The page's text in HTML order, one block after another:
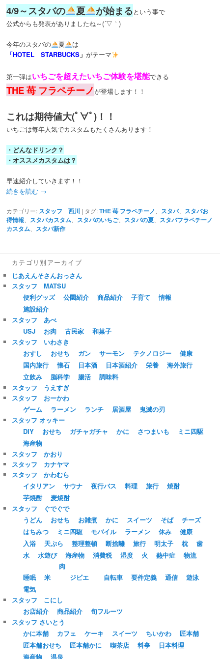
4/9～スタバの 夏 が始まるという事で
公式からも発表がありましたね～(´▽｀)
今年のスタバの 夏
は
「HOTEL STARBUCKS 」がテーマ
第一弾はいちごを超えたいちご体験を堪能できる
THE 苺 フラペチーノが登場します！！
これは期待値大(ﾟ∀ﾟ)！！
いちごは毎年人気でカスタムもたくさんあります！
・どんなドリンク？
・オススメカスタムは？
早速紹介していきます！！
続きを読む →
カテゴリー: スタッフ 西川 | タグ: THE 苺 フラペチーノ スタバ、 スタバお
得情報
スタバカスタム スタバのいちご、 スタバの夏
スタバフラペチーノ
カスタム
スタバ新作
カテゴリ別アーカイブ
じあえんそさんおっさん
スタッフ MATSU
便利グッズ
公園紹介 商品紹介 子育て
情報
施設紹介
スタッフ あべ
USJ
お肉 古民家
和菓子
スタッフ いわさき
おすし
おせち ガン サーモン テクノロジー
健康
国内旅行
懐石 日本酒 日本酒紹介 栄養
海外旅行
立飲み
脳科学 腸活
調味料
スタッフ うえすぎ
スタッフ おーかわ
ゲーム
ラーメン ランチ 居酒屋
鬼滅の刃
スタッフ オッキー
DIY
おせち ガチャガチャ かに さつまいも
ミニ四駆
海産物
スタッフ かおり
スタッフ カナヤマ
スタッフ かわむら
イタリアン
サウナ 夜行バス 料理 旅行
焼酎
芋焼酎
麦焼酎
スタッフ ぐでぐで
うどん
おせち お雑煮 かに スイーツ そば
チーズ
はちみつ
ミニ四駆 モバイル ラーメン 休み
健康
入浴
天ぷら 整理整頓 断捨離 旅行 明太子 枕
歯
水
水遊び 海産物 消費税 湿度 火 熱中症 物流
睡眠 米
肉
ジビエ
自転車 要件定義 通信
遊泳
電気
スタッフ こにし
お店紹介
商品紹介
旬フルーツ
スタッフ さいとう
かに本舗
カフェ ケーキ スイーツ ちいかわ
匠本舗
匠本舗おせち
匠本舗かに 喫茶店 料亭
日本料理
海産物
温泉